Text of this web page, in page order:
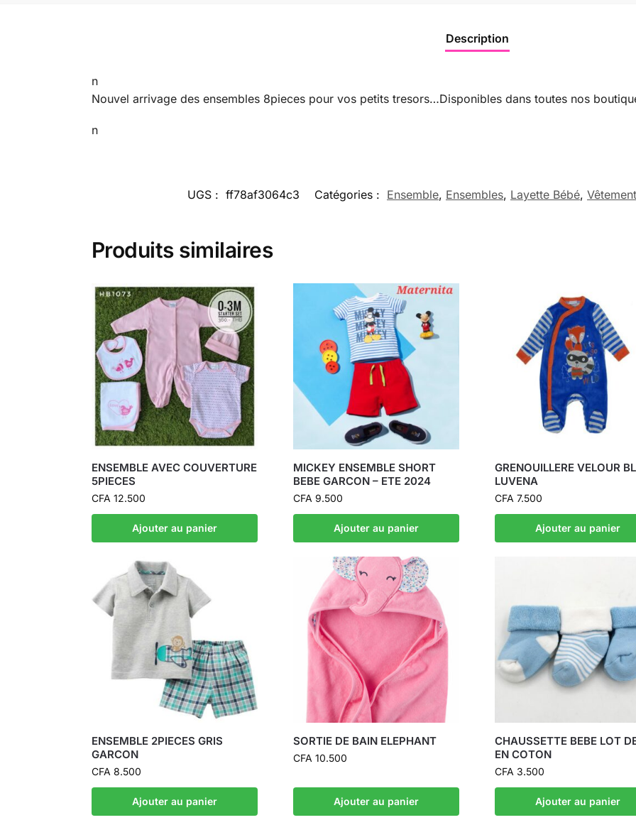
Description
n
Nouvel arrivage des ensembles 8pieces pour vos petits tresors…Disponibles dans toutes nos
n
UGS : ff78af3064c3 Catégories : Ensemble, Ensembles, Layette Bébé,
Produits similaires
ENSEMBLE AVEC COUVERTURE
5PIECES
CFA 12.500
Ajouter au panier
MICKEY ENSEMBLE SHORT
BEBE GARCON – ETE 2024
CFA 9.500
Ajouter au panier
GRENOUILLERE VELOUR
LUVENA
CFA 7.500
Ajouter au panier
ENSEMBLE 2PIECES GRIS
GARCON
CFA 8.500
Ajouter au panier
SORTIE DE BAIN ELEPHANT
CFA 10.500
Ajouter au panier
CHAUSSETTE BEBE LOT
EN COTON
CFA 3.500
Ajouter au panier